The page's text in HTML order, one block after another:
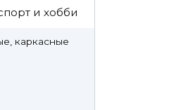
и хобби
каркасные